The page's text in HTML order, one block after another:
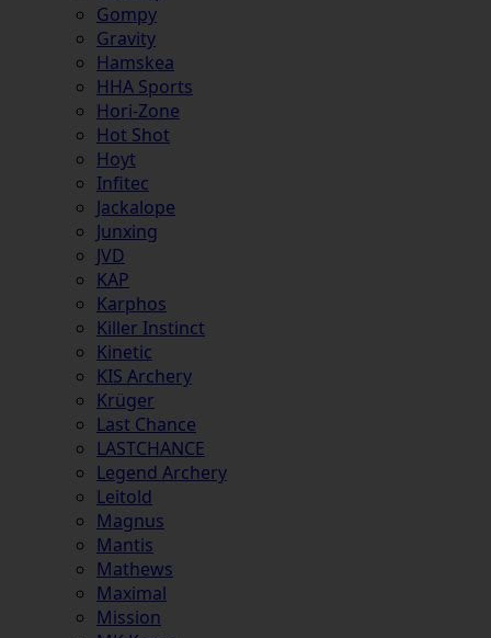
Gompy
Gravity
Hamskea
HHA Sports
Hori-Zone
Hot Shot
Hoyt
Infitec
Jackalope
Junxing
JVD
KAP
Karphos
Killer Instinct
Kinetic
KIS Archery
Krüger
Last Chance
LASTCHANCE
Legend Archery
Leitold
Magnus
Mantis
Mathews
Maximal
Mission